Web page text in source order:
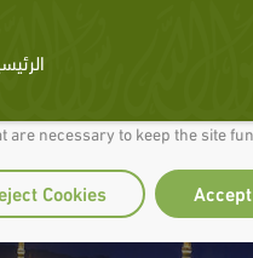
our site work well for you and
are necessary to keep the site
Cookies